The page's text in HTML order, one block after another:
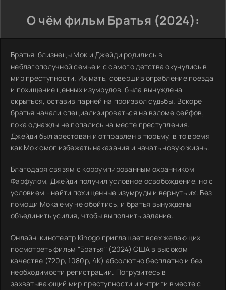
О чём фильм Братья (2024):
Братья-близнецы Мок и Джейди родились в
неблагополучной семье и с самого детства окунулись в
мир преступности. Их мать, совершив ограбление поезда
и похищение ценных изумрудов, была вынуждена
скрыться, оставив парней на произвол судьбы. Вскоре
братья начали специализироваться на взломе сейфов,
пока однажды не попались на месте преступления.
Джейди был арестован и отправлен в тюрьму, в то время
как Мок смог избежать наказания и начать новую жизнь.
Благодаря связям с коррумпированным охранником
Фарфулом, Джейди получил условное освобождение, но с
условием - найти похищенные изумруды и вернуть их. Без
помощи Мока ему не обойтись, и братья вынуждены
объединить усилия, чтобы выполнить задание.
Онлайн-кинотеатр Kinogo приглашает всех желающих
посмотреть фильм "Братья" (2024) США в высоком
качестве (720p, 1080p, 4K) абсолютно бесплатно и без
необходимости регистрации. Погрузитесь в
захватывающий мир преступности и интриги вместе с